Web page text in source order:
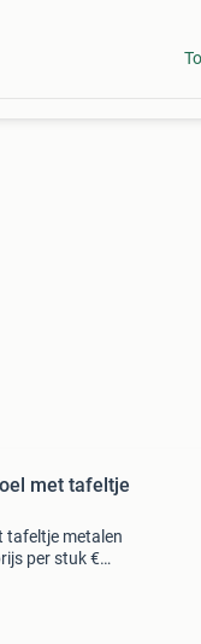
met tafeltje
tafeltje metalen
per stuk €